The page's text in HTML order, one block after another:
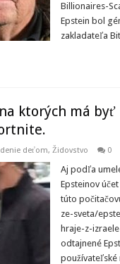
Billionaires-
Epstein bol
zakladateľa
ktorých má byť
deťom, Židovstvo 0
Aj podľa
Epsteinov
túto
ze-sveta/
hraje-z-
odtajnené
používateľské